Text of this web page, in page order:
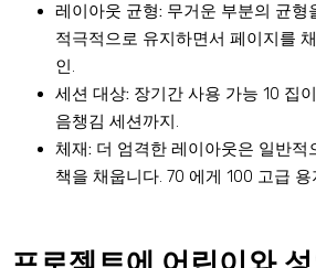
레이아웃 균형: 무거운 부분의 균형
적극적으로 유지하면서 페이지를
인.
세션 대상: 장기간 사용 가능 10 집
음챙김 세션까지.
체재: 더 엄격한 레이아웃은 일반적
책을 채웁니다. 70 에게 100 고급